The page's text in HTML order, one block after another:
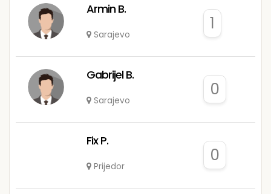
Armin B.
Sarajevo
1
Gabrijel B.
Sarajevo
0
Fix P.
Prijedor
0